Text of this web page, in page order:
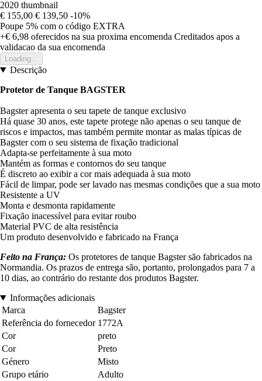
€ 155,00 € 139,50 -10%
Poupe 5% com o código EXTRA
+€ 6,98 oferecidos na sua proxima encomenda Creditados apos a
validacao da sua encomenda
Loading...
Descrição
Protetor de Tanque BAGSTER
Bagster apresenta o seu tapete de tanque exclusivo
Há quase 30 anos, este tapete protege não apenas o seu tanque de
riscos e impactos, mas também permite montar as malas típicas de
Bagster com o seu sistema de fixação tradicional
Adapta-se perfeitamente à sua moto
Mantém as formas e contornos do seu tanque
É discreto ao exibir a cor mais adequada à sua moto
Fácil de limpar, pode ser lavado nas mesmas condições que a sua moto
Resistente a UV
Monta e desmonta rapidamente
Fixação inacessível para evitar roubo
Material PVC de alta resistência
Um produto desenvolvido e fabricado na França
Feito na França: Os protetores de tanque Bagster são fabricados na
Normandia. Os prazos de entrega são, portanto, prolongados para 7 a
10 dias, ao contrário do restante dos produtos Bagster.
Informações adicionais
Marca
Bagster
Referência do fornecedor 1772A
Cor
preto
Cor
Preto
Género
Misto
Grupo etário
Adulto